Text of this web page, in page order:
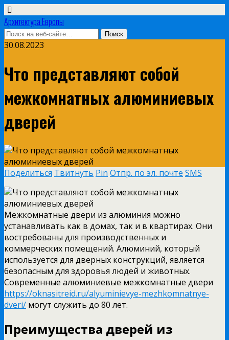
Архитектура Европы
30.08.2023
Что представляют собой
межкомнатных алюминиевых
дверей
Поделиться Твитнуть Pin Отпр. по эл. почте SMS
Межкомнатные двери из алюминия можно
устанавливать как в домах, так и в квартирах. Они
востребованы для производственных и
коммерческих помещений. Алюминий, который
используется для дверных конструкций, является
безопасным для здоровья людей и животных.
Современные алюминиевые межкомнатные двери
https://oknasitreid.ru/alyuminievye-mezhkomnatnye-
dveri/ могут служить до 80 лет.
Преимущества дверей из